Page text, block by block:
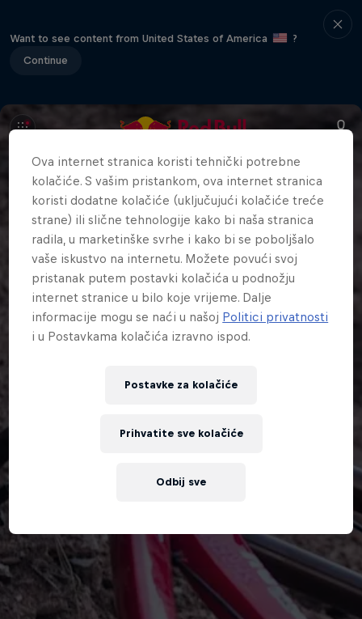
Want to see content from United States of America
?
Continue
Ova internet stranica koristi tehnički potrebne
kolačiće. S vašim pristankom, ova internet stranica
koristi dodatne kolačiće (uključujući kolačiće treće
strane) ili slične tehnologije kako bi naša stranica
radila, u marketinške svrhe i kako bi se poboljšalo
vaše iskustvo na internetu. Možete povući svoj
pristanak putem postavki kolačića u podnožju
internet stranice u bilo koje vrijeme. Dalje
informacije mogu se naći u našoj Politici privatnosti
i u Postavkama kolačića izravno ispod.
Postavke za kolačiće
Odbij sve
Prihvatite sve kolačiće